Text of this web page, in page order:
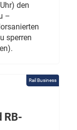
den
–
sperren
Rail Business
RB-